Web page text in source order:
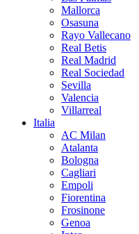
Mallorca
Osasuna
Rayo Vallecano
Real Betis
Real Madrid
Real Sociedad
Sevilla
Valencia
Villarreal
Italia
AC Milan
Atalanta
Bologna
Cagliari
Empoli
Fiorentina
Frosinone
Genoa